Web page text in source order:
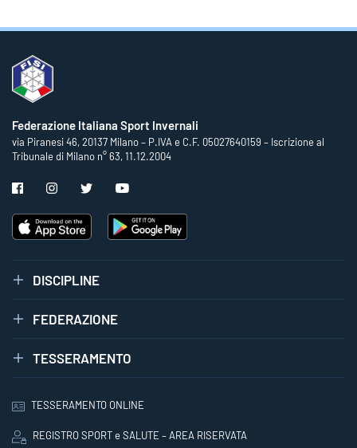
Federazione Italiana Sport Invernali
via Piranesi 46, 20137 Milano – P.IVA e C.F. 05027640159 – Iscrizione al
Tribunale di Milano n° 63, 11.12.2004
DISCIPLINE
FEDERAZIONE
TESSERAMENTO
TESSERAMENTO ONLINE
REGISTRO SPORT e SALUTE – AREA RISERVATA